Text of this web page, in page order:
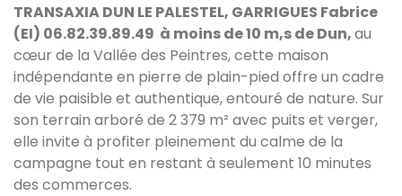
TRANSAXIA DUN LE PALESTEL, GARRIGUES Fabrice
(EI) 06.82.39.89.49 à moins de 10 m,s de Dun,au
cœur de la Vallée des Peintres, cette maison
indépendante en pierre de plain-pied offre un cadre
de vie paisible et authentique, entouré de nature. Sur
son terrain arboré de 2 379 m² avec puits et verger,
elle invite à profiter pleinement du calme de la
campagne tout en restant à seulement 10 minutes
des commerces.